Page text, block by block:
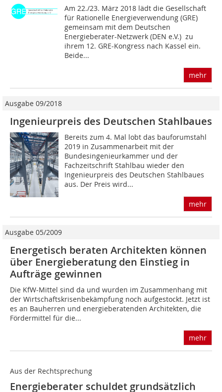
Am 22./23. März 2018 lädt die Gesellschaft
für Rationelle Energieverwendung (GRE)
gemeinsam mit dem Deutschen
Energieberater-Netzwerk (DEN e.V.) zu
ihrem 12. GRE-Kongress nach Kassel ein.
Beide...
mehr
Ausgabe 09/2018
Ingenieurpreis des Deutschen Stahlbaues
Bereits zum 4. Mal lobt das bauforumstahl
2019 in Zusammenarbeit mit der
Bundesingenieurkammer und der
Fachzeitschrift Stahlbau wieder den
Ingenieurpreis des Deutschen Stahlbaues
aus. Der Preis wird...
mehr
Ausgabe 05/2009
Energetisch beraten Architekten können
über Energieberatung den Einstieg in
Aufträge gewinnen
Die KfW-Mittel sind da und wurden im Zusammenhang mit
der Wirtschaftskrisenbekämpfung noch aufgestockt. Jetzt ist
es an Bauherren und energieberatenden Architekten, die
Fördermittel für die...
mehr
Aus der Rechtsprechung
Energieberater schuldet grundsätzlich